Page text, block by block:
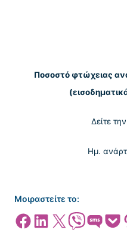
Ποσοστό φτώχειας
Δείτε
Ημ.
Μοιραστείτε το:
Share on Facebook
Share on LinkedIn
Share on X Share on ViberShare on SMS
Share